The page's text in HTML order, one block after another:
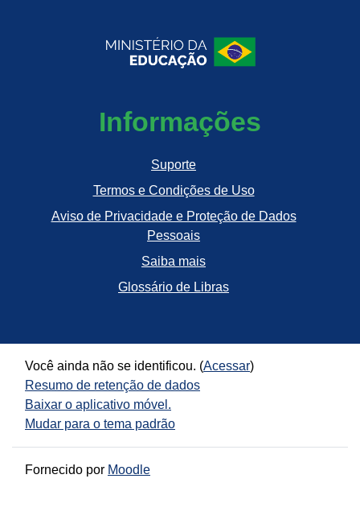
Informações
Suporte
Termos e Condições de Uso
Aviso de Privacidade e Proteção de Dados
Pessoais
Saiba mais
Glossário de Libras
Você ainda não se identificou. (Acessar)
Resumo de retenção de dados
Baixar o aplicativo móvel.
Mudar para o tema padrão
Fornecido por Moodle